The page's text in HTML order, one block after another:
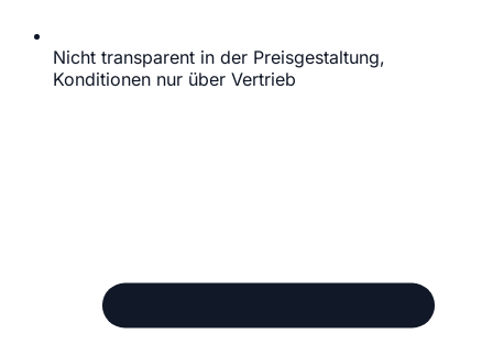
Nicht transparent in der Preisgestaltung,
Konditionen nur über Vertrieb